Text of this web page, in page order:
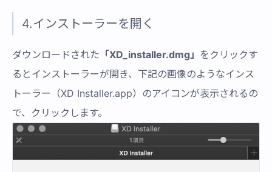
4.インストーラーを開く
ダウンロードされた 「XD_installer.dmg」 をクリックす
るとインストーラーが開き、下記の画像のようなインス
トーラー（XD Installer.app）のアイコンが表示されるの
で、クリックします。